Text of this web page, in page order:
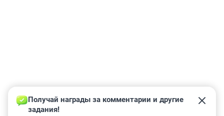
Получай награды за комментарии и другие
задания!